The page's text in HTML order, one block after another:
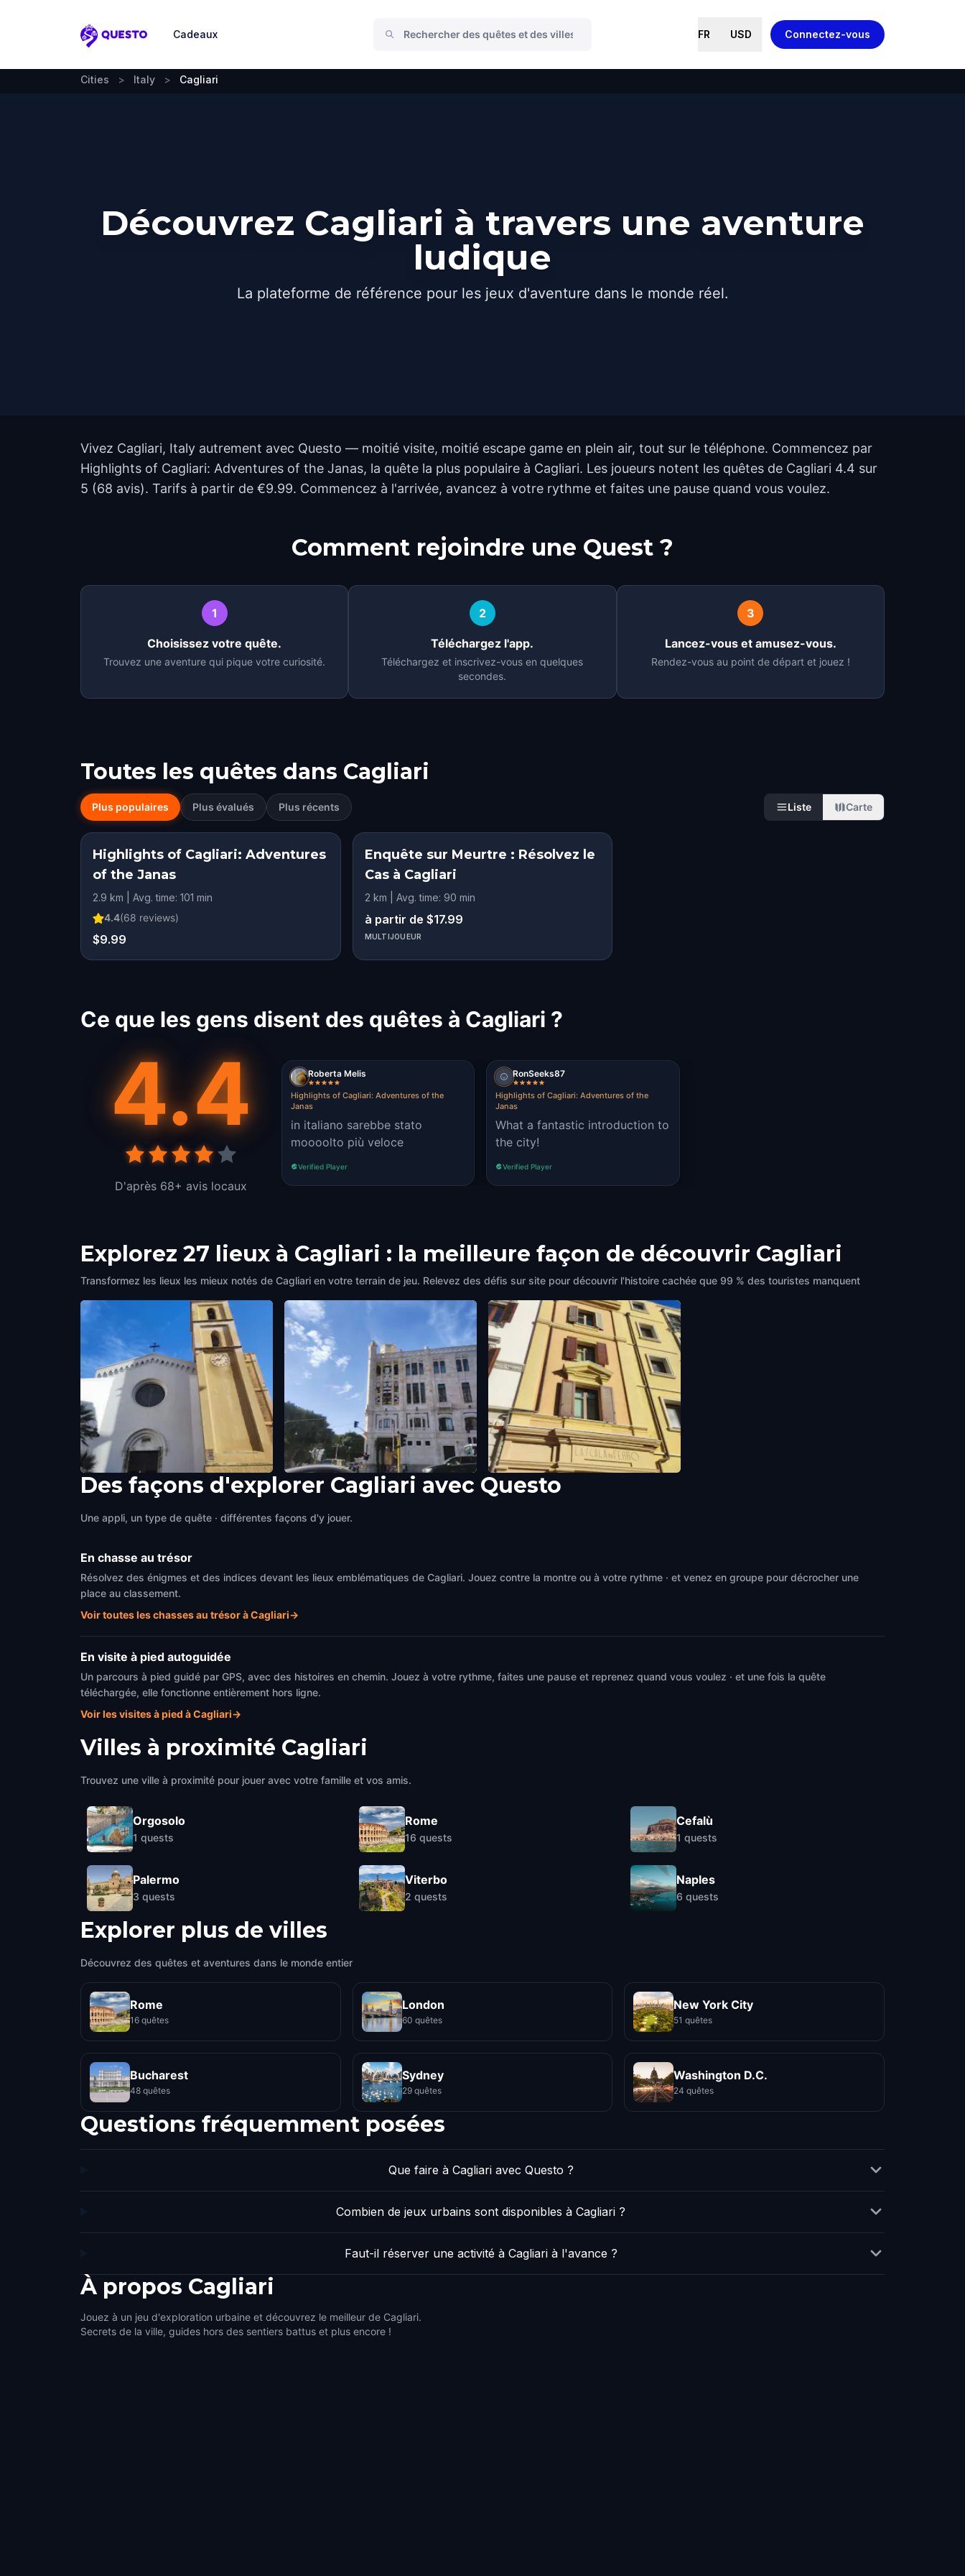
Questo
Cadeaux FR USD Connectez-vous
Cities > Italy > Cagliari
Découvrez Cagliari à travers une aventure
ludique
La plateforme de référence pour les jeux d'aventure dans le monde réel.
Vivez Cagliari, Italy autrement avec Questo — moitié visite, moitié escape game en plein air, tout sur le téléphone. Commencez par
Highlights of Cagliari: Adventures of the Janas, la quête la plus populaire à Cagliari. Les joueurs notent les quêtes de Cagliari 4.4 sur
5 (68 avis). Tarifs à partir de €9.99. Commencez à l'arrivée, avancez à votre rythme et faites une pause quand vous voulez.
Comment rejoindre une Quest ?
1
Choisissez votre quête.
Trouvez une aventure qui pique votre curiosité.
2
Téléchargez l'app.
Téléchargez et inscrivez-vous en quelques
secondes.
3
Lancez-vous et amusez-vous.
Rendez-vous au point de départ et jouez !
Toutes les quêtes dans Cagliari
Plus populaires Plus évalués Plus récents Liste Carte
Highlights of Cagliari: Adventures
of the Janas
2.9 km | Avg. time: 101 min
4.4(68 reviews)
$9.99
Enquête sur Meurtre : Résolvez le
Cas à Cagliari
2 km | Avg. time: 90 min
à partir de $17.99
MULTIJOUEUR
Ce que les gens disent des quêtes à Cagliari ?
4.4
D'après 68+ avis locaux
Roberta Melis
Highlights of Cagliari: Adventures of the
Janas
in italiano sarebbe stato
moooolto più veloce
Verified Player
RonSeeks87
Highlights of Cagliari: Adventures of the
Janas
What a fantastic introduction to
the city!
Verified Player
Explorez 27 lieux à Cagliari : la meilleure façon de découvrir Cagliari
Transformez les lieux les mieux notés de Cagliari en votre terrain de jeu. Relevez des défis sur site pour découvrir l'histoire cachée que 99 % des touristes manquent
Chiesa di Sant'Eulalia Palazzo Civico La Scala di Ferro
Des façons d'explorer Cagliari avec Questo
Une appli, un type de quête · différentes façons d'y jouer.
En chasse au trésor
Résolvez des énigmes et des indices devant les lieux emblématiques de Cagliari. Jouez contre la montre ou à votre rythme · et venez en groupe pour décrocher une
place au classement.
Voir toutes les chasses au trésor à Cagliari→
En visite à pied autoguidée
Un parcours à pied guidé par GPS, avec des histoires en chemin. Jouez à votre rythme, faites une pause et reprenez quand vous voulez · et une fois la quête
téléchargée, elle fonctionne entièrement hors ligne.
Voir les visites à pied à Cagliari→
Villes à proximité Cagliari
Trouvez une ville à proximité pour jouer avec votre famille et vos amis.
Orgosolo
1 quests
Palermo
3 quests
Rome
16 quests
Viterbo
2 quests
Cefalù
1 quests
Naples
6 quests
Explorer plus de villes
Découvrez des quêtes et aventures dans le monde entier
Rome
16 quêtes
London
60 quêtes
New York City
51 quêtes
Bucharest
48 quêtes
Sydney
29 quêtes
Washington D.C.
24 quêtes
Questions fréquemment posées
Que faire à Cagliari avec Questo ?
Combien de jeux urbains sont disponibles à Cagliari ?
Faut-il réserver une activité à Cagliari à l'avance ?
À propos Cagliari
Jouez à un jeu d'exploration urbaine et découvrez le meilleur de Cagliari.
Secrets de la ville, guides hors des sentiers battus et plus encore !